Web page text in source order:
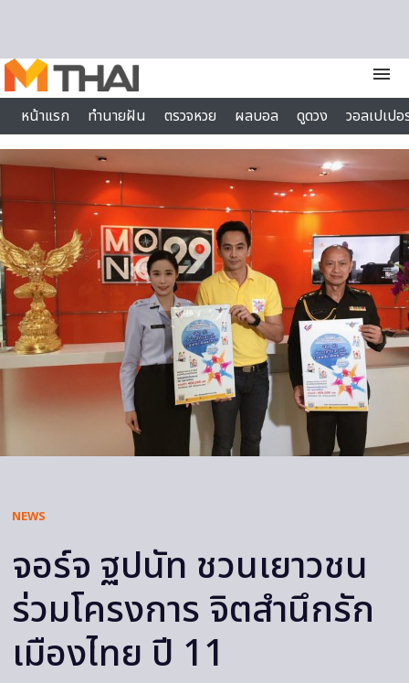
menu
หน้าแรก
ทำนายฝัน ตรวจหวย ผลบอล ดูดวง
วอลเปเป
ไลฟ์สไตล์
NEWS
จอร์จ ฐปนัท ชวนเยาวชน
ร่วมโครงการ จิตสำนึกรัก
เมืองไทย ปี 11